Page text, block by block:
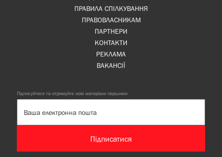
ПРАВИЛА СПІЛКУВАННЯ
ПРАВОВЛАСНИКАМ
ПАРТНЕРИ
КОНТАКТИ
РЕКЛАМА
ВАКАНСІЇ
Підписуйтеся та отримуйте нові матеріали першими
Підписатися